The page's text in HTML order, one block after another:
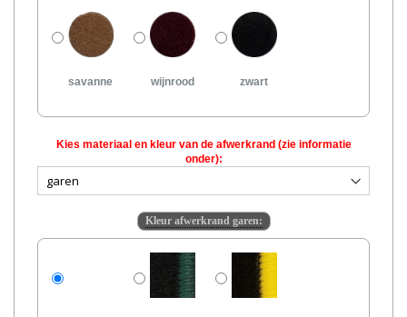
savanne wijnrood zwart
Kies materiaal en kleur van de afwerkrand (zie informatie
onder):
Kleur afwerkrand garen: